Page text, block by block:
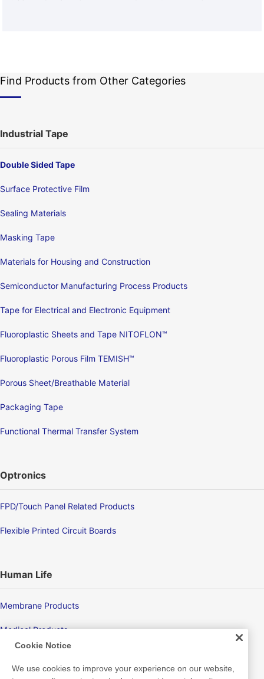
Find Products from Other Categories
Industrial Tape
Double Sided Tape
Surface Protective Film
Sealing Materials
Masking Tape
Materials for Housing and Construction
Semiconductor Manufacturing Process Products
Tape for Electrical and Electronic Equipment
Fluoroplastic Sheets and Tape NITOFLON™
Fluoroplastic Porous Film TEMISH™
Porous Sheet/Breathable Material
Packaging Tape
Functional Thermal Transfer System
Optronics
FPD/Touch Panel Related Products
Flexible Printed Circuit Boards
Human Life
Membrane Products
Medical Products
Cookie Notice
We use cookies to improve your experience on our website,